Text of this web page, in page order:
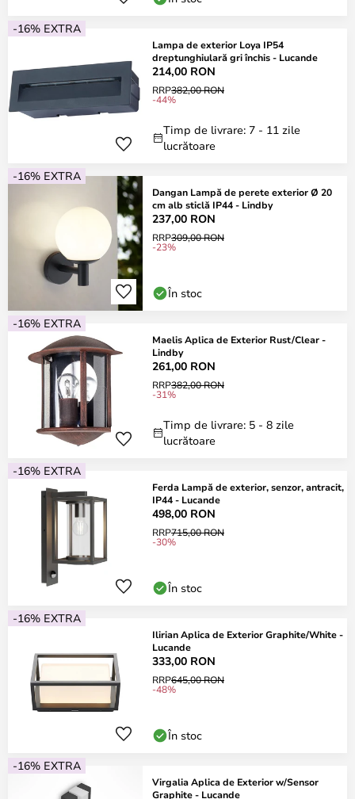
-16% EXTRA
Lampa de exterior Loya IP54
dreptunghiulară gri închis - Lucande
214,00 RON
RRP382,00 RON
-44%
Timp de livrare: 7 - 11 zile
lucrătoare
-16% EXTRA
Dangan Lampă de perete exterior Ø 20
cm alb sticlă IP44 - Lindby
237,00 RON
RRP309,00 RON
-23%
În stoc
-16% EXTRA
Maelis Aplica de Exterior Rust/Clear -
Lindby
261,00 RON
RRP382,00 RON
-31%
Timp de livrare: 5 - 8 zile
lucrătoare
-16% EXTRA
Ferda Lampă de exterior, senzor, antracit,
IP44 - Lucande
498,00 RON
RRP715,00 RON
-30%
În stoc
-16% EXTRA
Ilirian Aplica de Exterior Graphite/White -
Lucande
333,00 RON
RRP645,00 RON
-48%
În stoc
-16% EXTRA
Virgalia Aplica de Exterior w/Sensor
Graphite - Lucande